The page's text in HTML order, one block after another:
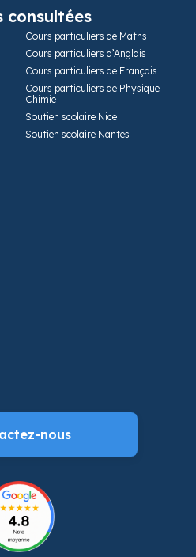
consultées
Cours particuliers de Maths
Cours particuliers d’Anglais
Cours particuliers de Français
Cours particuliers de Physique
Chimie
Soutien scolaire Nice
Soutien scolaire Nantes
nous